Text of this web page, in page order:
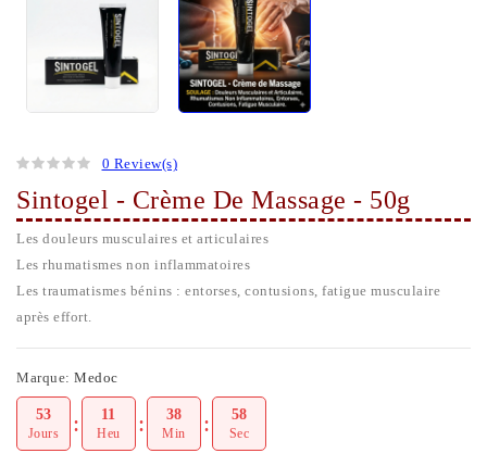
0 Review(s)
Sintogel - Crème De Massage - 50g
Les douleurs musculaires et articulaires
Les rhumatismes non inflammatoires
Les traumatismes bénins : entorses, contusions, fatigue musculaire
après effort.
Marque: Medoc
53
Jours
11
Heu
38
Min
57
Sec